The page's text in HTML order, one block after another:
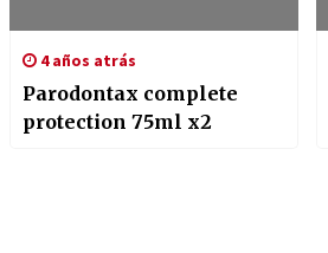
4 años atrás
Parodontax complete
protection 75ml x2